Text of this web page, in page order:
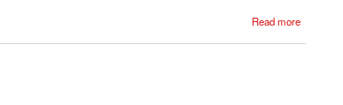
Read more